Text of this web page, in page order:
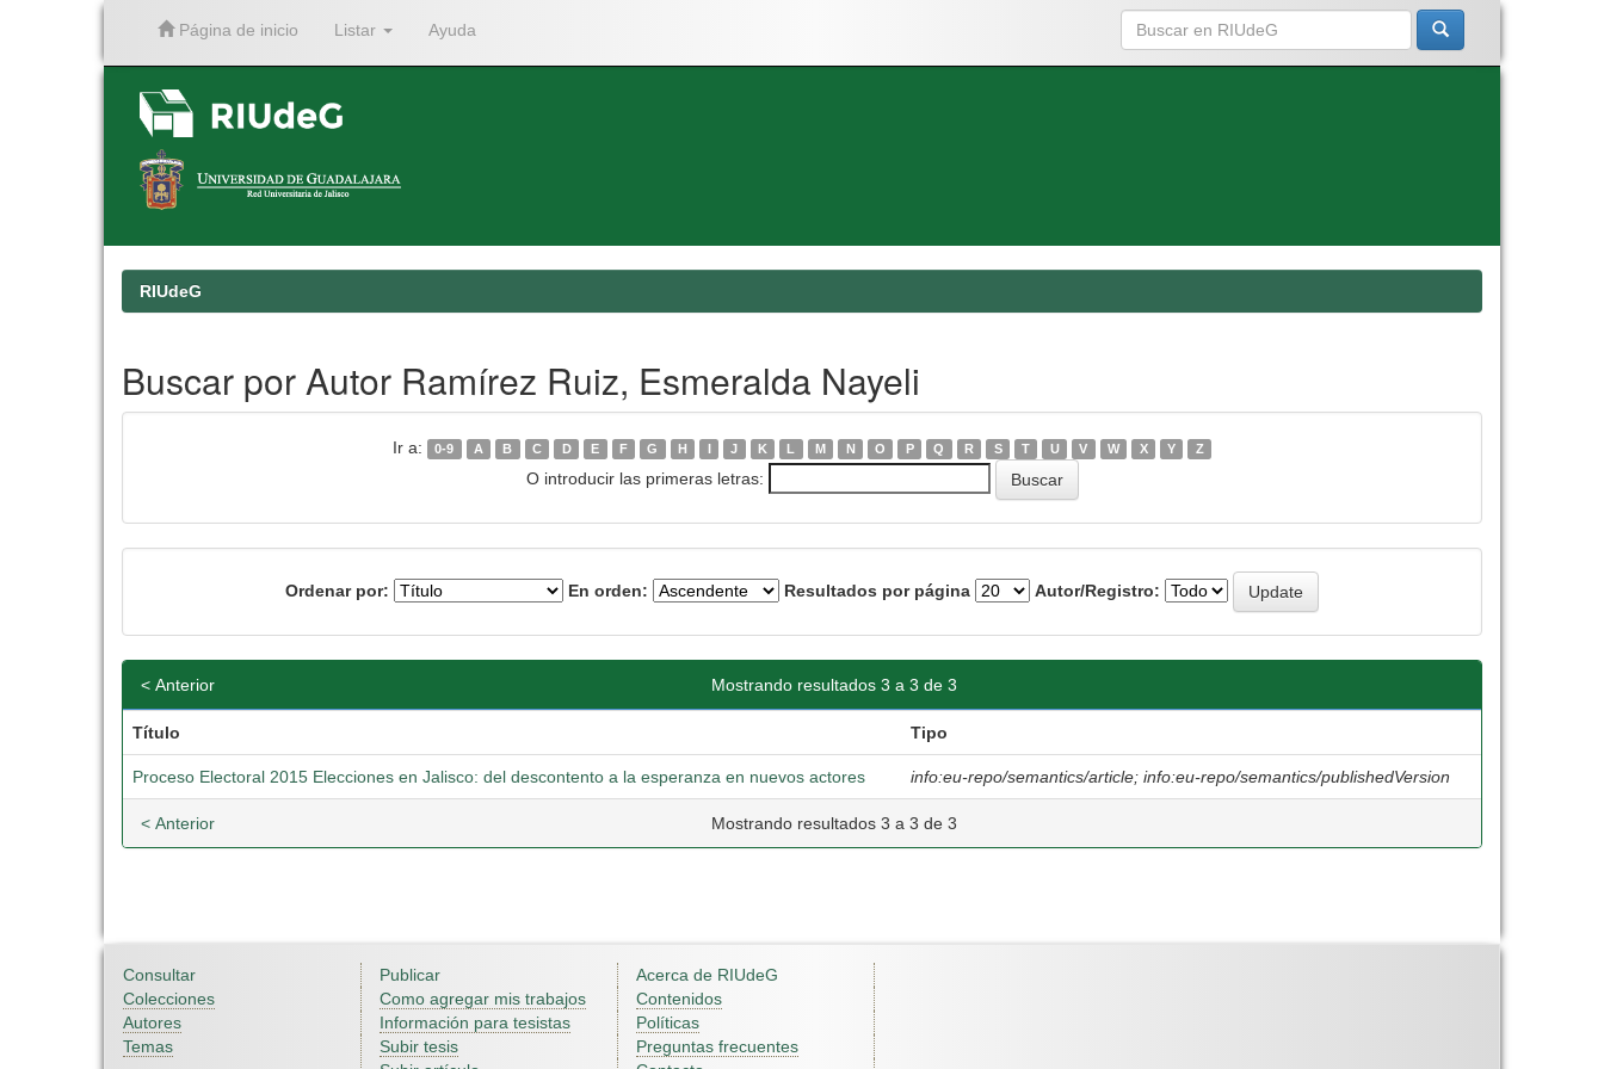
Página de inicio Listar Ayuda
RIUdeG
Buscar por Autor Ramírez Ruiz, Esmeralda Nayeli
Ir a: 0-9 A B C D E F G H I J K L M N O P Q R S T U V W X Y Z
O introducir las primeras letras:
Ordenar por: En orden: Resultados por página Autor/Registro:
Mostrando resultados 3 a 3 de 3
< Anterior
Título Tipo
Proceso Electoral 2015 Elecciones en Jalisco: del descontento a la esperanza en nuevos actores info:eu-repo/semantics/article; info:eu-repo/semantics/publishedVersion
Mostrando resultados 3 a 3 de 3
< Anterior
Consultar
Colecciones
Autores
Temas
Publicar
Como agregar mis trabajos
Información para tesistas
Subir tesis
Acerca de RIUdeG
Contenidos
Políticas
Preguntas frecuentes